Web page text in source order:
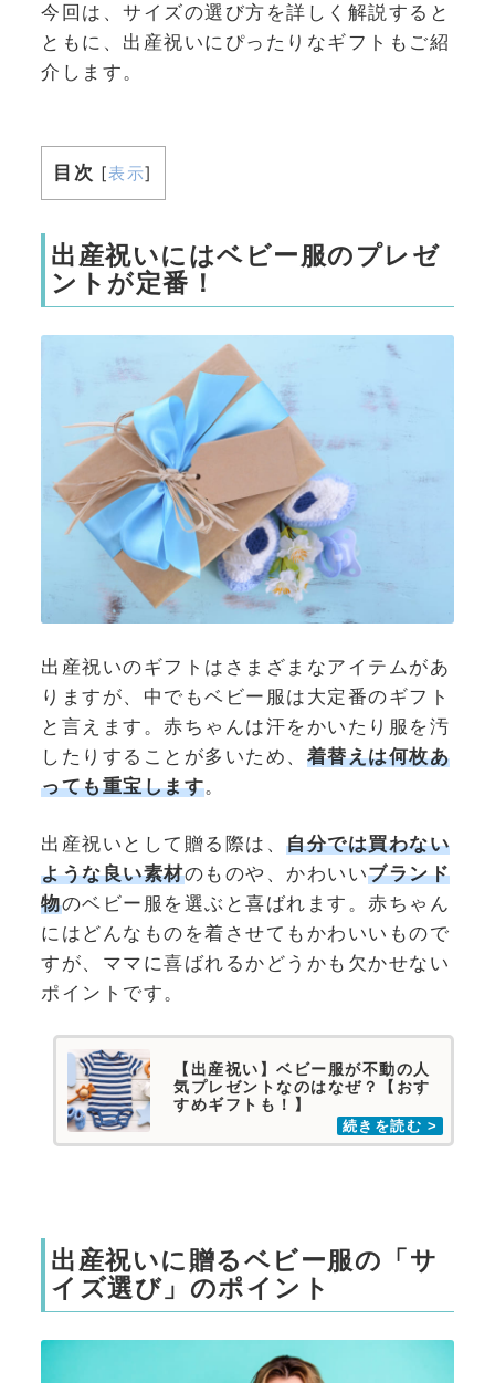
今回は、サイズの選び方を詳しく解説すると
ともに、出産祝いにぴったりなギフトもご紹
介します。
目次 [表示]
出産祝いにはベビー服のプレゼ
ントが定番！
出産祝いのギフトはさまざまなアイテムがあ
りますが、中でもベビー服は大定番のギフト
と言えます。赤ちゃんは汗をかいたり服を汚
したりすることが多いため、 着替えは何枚あ
っても重宝します。
出産祝いとして贈る際は、 自分では買わない
ような良い素材のものや、かわいいブランド
物のベビー服を選ぶと喜ばれます。赤ちゃん
にはどんなものを着させてもかわいいもので
すが、ママに喜ばれるかどうかも欠かせない
ポイントです。
【出産祝い】ベビー服が不動の人
気プレゼントなのはなぜ？【おす
すめギフトも！】
出産祝いに贈るベビー服の「サ
イズ選び」のポイント